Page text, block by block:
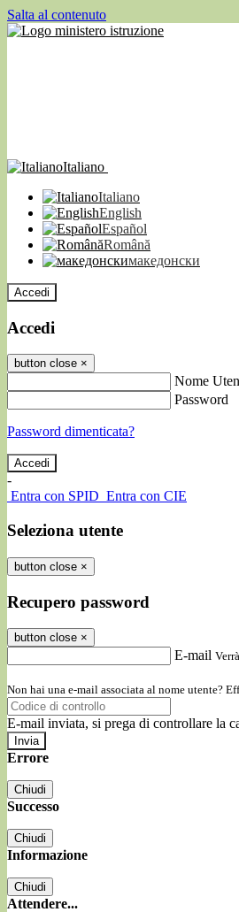
Salta al contenuto
Italiano
Italiano
English
Español
Română
македонски
Accedi
Accedi
button close ×
Nome
Password
Password dimenticata?
-
Entra con SPID Entra con CIE
Seleziona utente
button close ×
Recupero password
button close ×
E-mail
Non hai una e-mail associata al nome utente?
E-mail inviata, si prega di controllare la
Errore
Chiudi
Successo
Chiudi
Informazione
Chiudi
Attendere...